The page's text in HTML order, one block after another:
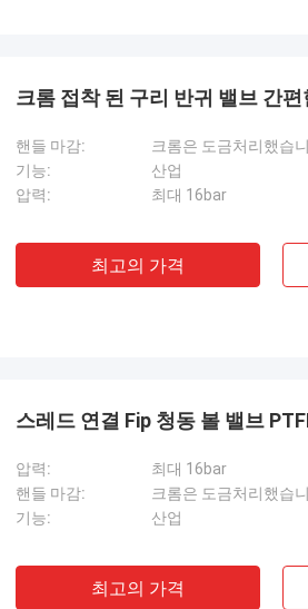
크롬 접착 된 구리 반귀 밸브 간
핸들 마감:
크롬은 도금처리했습
기능:
산업
압력:
최대 16bar
최고의 가격
스레드 연결 Fip 청동 볼 밸브
압력:
최대 16bar
핸들 마감:
크롬은 도금처리했습
기능:
산업
최고의 가격